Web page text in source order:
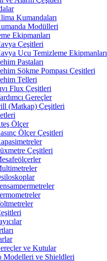
Kumandaları
Modülleri
Ekipmanları
Çeşitleri
Ucu Temizleme Ekipmanları
Pastaları
Sökme Pompası Çeşitleri
Telleri
Flux Çeşitleri
Gereçler
(Matkap) Çeşitleri
Ölçer
Ölçer Çeşitleri
Çeşitleri
ve Kutular
Modelleri ve Shieldleri